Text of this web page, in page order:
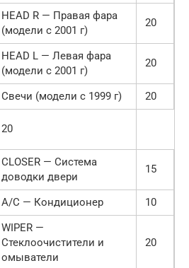
HEAD R — Правая фара
(модели с 2001 г)
20
HEAD L — Левая фара
(модели с 2001 г)
20
Свечи (модели с 1999 г)
20
20
CLOSER — Система
доводки двери
15
A/C — Кондиционер 10
WIPER —
Стеклоочистители и
омыватели
20